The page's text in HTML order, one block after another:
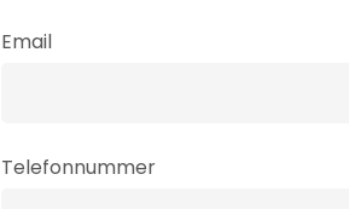
Email
Telefonnummer